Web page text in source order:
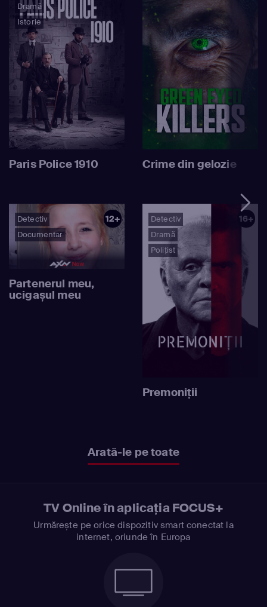
Dramă
Istorie
Paris Police 1910 Crime din gelozie
Detectiv
Documentar
12+
Partenerul meu,
ucigașul meu
Detectiv
Dramă
Polițist
16+
Premoniţii
Arată-le pe toate
TV Online în aplicația FOCUS+
Urmărește pe orice dispozitiv smart conectat la
internet, oriunde în Europa